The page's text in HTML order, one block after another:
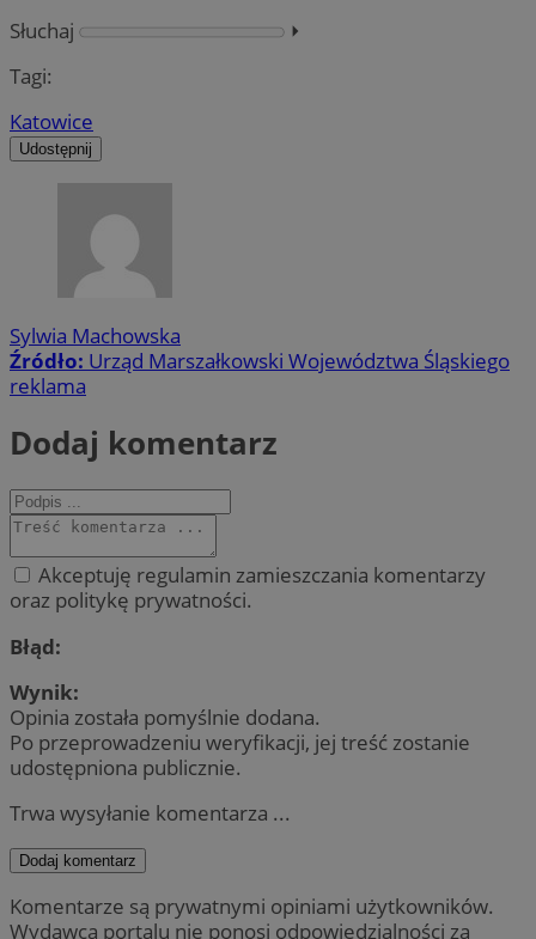
Słuchaj
⏵︎
Tagi:
Katowice
Udostępnij
Sylwia Machowska
Źródło: Urząd Marszałkowski Województwa Śląskiego
reklama
Dodaj komentarz
Akceptuję regulamin zamieszczania komentarzy
oraz politykę prywatności.
Błąd:
Wynik:
Opinia została pomyślnie dodana.
Po przeprowadzeniu weryfikacji, jej treść zostanie
udostępniona publicznie.
Trwa wysyłanie komentarza ...
Dodaj komentarz
Komentarze są prywatnymi opiniami użytkowników.
Wydawca portalu nie ponosi odpowiedzialności za